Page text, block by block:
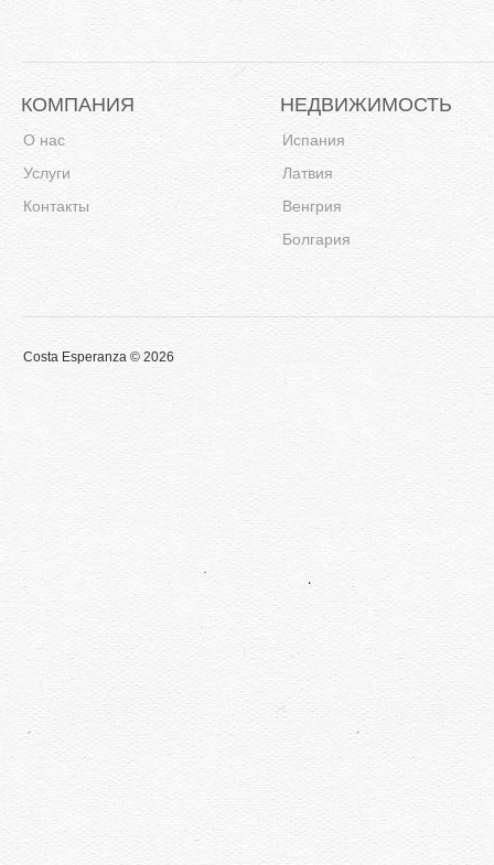
КОМПАНИЯ
О нас
Услуги
Контакты
НЕДВИЖИМОСТЬ
Испания
Латвия
Венгрия
Болгария
Costa Esperanza © 2026